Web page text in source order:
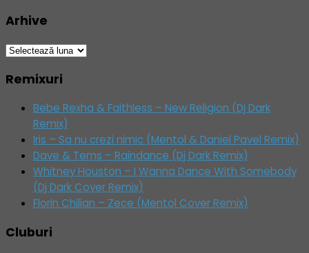
Arhive
Arhive
Remixuri
Bebe Rexha & Faithless – New Religion (Dj Dark
Remix)
Iris – Sa nu crezi nimic (Mentol & Daniel Pavel Remix)
Dave & Tems – Raindance (Dj Dark Remix)
Whitney Houston – I Wanna Dance With Somebody
(Dj Dark Cover Remix)
Florin Chilian – Zece (Mentol Cover Remix)
Cluburi